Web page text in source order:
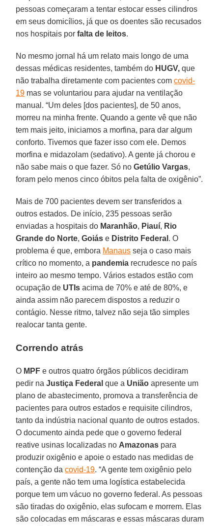
pessoas começaram a tentar estocar esses cilindros
em seus domicílios, já que os doentes são recusados
nos hospitais porfalta de leitos.
No mesmo jornal há um relato mais longo de uma
dessas médicas residentes, também do HUGV, que
não trabalha diretamente com pacientes comcovid-
19 mas se voluntariou para ajudar na ventilação
manual. “Um deles [dos pacientes], de 50 anos,
morreu na minha frente. Quando a gente vê que não
tem mais jeito, iniciamos a morfina, para dar algum
conforto. Tivemos que fazer isso com ele. Demos
morfina e midazolam (sedativo). A gente já chorou e
não sabe mais o que fazer. Só noGetúlio Vargas,
foram pelo menos cinco óbitos pela falta de oxigênio”.
Mais de 700 pacientes devem ser transferidos a
outros estados. De início, 235 pessoas serão
enviadas a hospitais do Maranhão, Piauí, Rio
Grande do Norte,Goiás e Distrito Federal . O
problema é que, embora Manaus seja o caso mais
crítico no momento, a pandemia recrudesce no país
inteiro ao mesmo tempo. Vários estados estão com
ocupação de UTIs acima de 70% e até de 80%, e
ainda assim não parecem dispostos a reduzir o
contágio. Nesse ritmo, talvez não seja tão simples
realocar tanta gente.
Correndo atrás
O MPF e outros quatro órgãos públicos decidiram
pedir naJustiça Federal que a União apresente um
plano de abastecimento, promova a transferência de
pacientes para outros estados e requisite cilindros,
tanto da indústria nacional quanto de outros estados.
O documento ainda pede que o governo federal
reative usinas localizadas no Amazonas para
produzir oxigênio e apoie o estado nas medidas de
contenção dacovid-19. “A gente tem oxigênio pelo
país, a gente não tem uma logística estabelecida
porque tem um vácuo no governo federal. As pessoas
são tiradas do oxigênio, elas sufocam e morrem. Elas
são colocadas em máscaras e essas máscaras duram